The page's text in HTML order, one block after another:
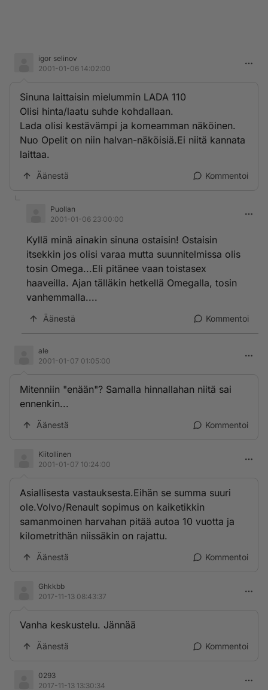
igor selinov
2001-01-06 14:02:00
Sinuna laittaisin mielummin LADA 110
Olisi hinta/laatu suhde kohdallaan.
Lada olisi kestävämpi ja komeamman näköinen.
Nuo Opelit on niin halvan-näköisiä.Ei niitä kannata
laittaa.
Äänestä Kommentoi
Puollan
2001-01-06 23:00:00
Kyllä minä ainakin sinuna ostaisin! Ostaisin
itsekkin jos olisi varaa mutta suunnitelmissa olis
tosin Omega...Eli pitänee vaan toistasex
haaveilla. Ajan tälläkin hetkellä Omegalla, tosin
vanhemmalla....
Äänestä Kommentoi
ale
2001-01-07 01:05:00
Mitenniin "enään"? Samalla hinnallahan niitä sai
ennenkin...
Äänestä Kommentoi
Kiitollinen
2001-01-07 10:24:00
Asiallisesta vastauksesta.Eihän se summa suuri
ole.Volvo/Renault sopimus on kaiketikkin
samanmoinen harvahan pitää autoa 10 vuotta ja
kilometrithän niissäkin on rajattu.
Äänestä Kommentoi
Ghkkbb
2017-11-13 08:43:37
Vanha keskustelu. Jännää
Äänestä Kommentoi
0293
2017-11-13 13:30:34